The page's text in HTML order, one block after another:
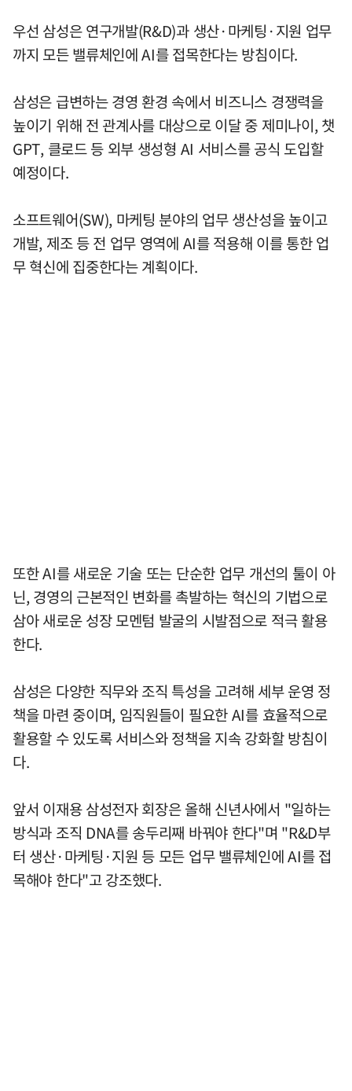
우선 삼성은 연구개발(R&D)과 생산·마케팅·지원 업무
까지 모든 밸류체인에 AI를 접목한다는 방침이다.
삼성은 급변하는 경영 환경 속에서 비즈니스 경쟁력을
높이기 위해 전 관계사를 대상으로 이달 중 제미나이, 챗
GPT, 클로드 등 외부 생성형 AI 서비스를 공식 도입할
예정이다.
소프트웨어(SW), 마케팅 분야의 업무 생산성을 높이고
개발, 제조 등 전 업무 영역에 AI를 적용해 이를 통한 업
무 혁신에 집중한다는 계획이다.
또한 AI를 새로운 기술 또는 단순한 업무 개선의 툴이 아
닌, 경영의 근본적인 변화를 촉발하는 혁신의 기법으로
삼아 새로운 성장 모멘텀 발굴의 시발점으로 적극 활용
한다.
삼성은 다양한 직무와 조직 특성을 고려해 세부 운영 정
책을 마련 중이며, 임직원들이 필요한 AI를 효율적으로
활용할 수 있도록 서비스와 정책을 지속 강화할 방침이
다.
앞서 이재용 삼성전자 회장은 올해 신년사에서 "일하는
방식과 조직 DNA를 송두리째 바꿔야 한다"며 "R&D부
터 생산·마케팅·지원 등 모든 업무 밸류체인에 AI를 접
목해야 한다"고 강조했다.